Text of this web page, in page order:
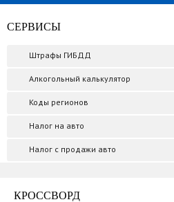
СЕРВИСЫ
Штрафы ГИБДД
Алкогольный калькулятор
Коды регионов
Налог на авто
Налог с продажи авто
КРОССВОРД